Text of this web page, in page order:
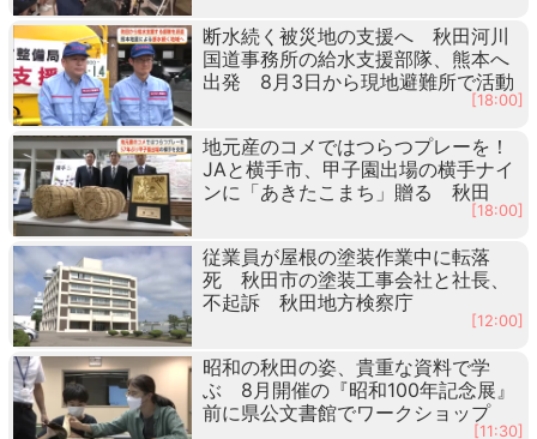
断水続く被災地の支援へ 秋田河川
国道事務所の給水支援部隊、熊本へ
出発 8月3日から現地避難所で活動
[18:00]
地元産のコメではつらつプレーを！
JAと横手市、甲子園出場の横手ナイ
ンに「あきたこまち」贈る 秋田
[18:00]
従業員が屋根の塗装作業中に転落
死 秋田市の塗装工事会社と社長、
不起訴 秋田地方検察庁
[12:00]
昭和の秋田の姿、貴重な資料で学
ぶ 8月開催の『昭和100年記念展』
前に県公文書館でワークショップ
[11:30]